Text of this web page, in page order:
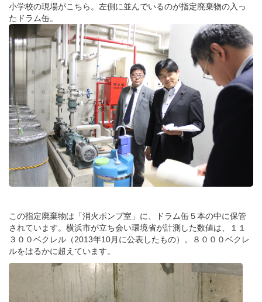
小学校の現場がこちら。左側に並んでいるのが指定廃棄物の入っ
たドラム缶。
この指定廃棄物は「消火ポンプ室」に、ドラム缶５本の中に保管
されています。横浜市が立ち会い環境省が計測した数値は、１１
３００ベクレル（2013年10月に公表したもの）。８０００ベクレ
ルをはるかに超えています。